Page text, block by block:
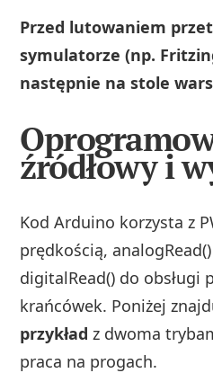
Przed lutowaniem
symulatorze (np.
następnie na stole
źródłowy i
Kod Arduino korzysta z
prędkością,
digitalRead() do obsługi
krańcówek. Poniżej
przykład z dwoma
praca na progach.